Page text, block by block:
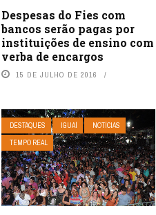
Despesas do Fies com
bancos serão pagas por
instituições de ensino com
verba de encargos
15 DE JULHO DE 2016
DESTAQUES IGUAÍ
NOTÍCIAS
TEMPO REAL